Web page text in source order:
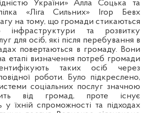
України» Алла Соцька та
«Ліга Сильних» Ігор Бевх
на тому, що громади стикаються
інфраструктури та розвитку
для осіб, які після перебування в
повертаються в громаду. Вони
етапі визначення потреб громади
таких осіб через
роботи. Було підкреслено,
соціальних послуг значною
від громад, проте існує
у їхній спроможності та підходах